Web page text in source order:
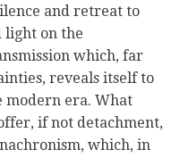
and retreat to
light on the
which, far
reveals itself to
era. What
if not detachment,
which, in